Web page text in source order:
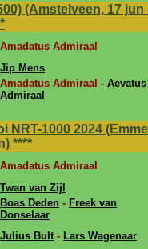
(Amstelveen, 17 jun
Amadatus Admiraal
Jip Mens
Amadatus Admiraal - Aevatus
Admiraal
1000 2024
****
Amadatus Admiraal
Twan van Zijl
Boas Deden - Freek van
Donselaar
Julius Bult- Lars Wagenaar